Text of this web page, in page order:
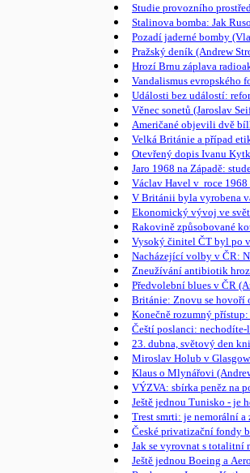
Studie provozního
Stalinova bomba: Jak
Pozadí jaderné bomby
Pražský deník (Andrew
Hrozí Brnu záplava
Vandalismus evropského
Události bez událostí:
Věnec sonetů (Jaroslav
Američané objevili dvě
Velká Británie a případ
Otevřený dopis Ivanu
Jaro 1968 na Západě:
Václav Havel v roce
V Británii byla vyrobena
Ekonomický vývoj ve
Rakovině způsobované
Vysoký činitel ČT byl po
Nacházející volby v ČR:
Zneužívání antibiotik
Předvolební blues v ČR
Británie: Znovu se hovoří
Konečně rozumný
Čeští poslanci: nechodíte-
23. dubna, světový den
Miroslav Holub v
Klaus o Mlynářovi
VÝZVA: sbírka peněz na
Ještě jednou Tunisko - je
Trest smrti: je nemorální
České privatizační fondy
Jak se vyrovnat s totalitní
Ještě jednou Boeing a